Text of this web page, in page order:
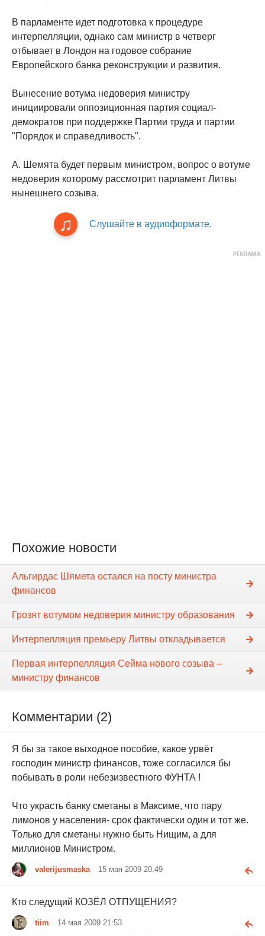
В парламенте идет подготовка к процедуре
интерпелляции, однако сам министр в четверг
отбывает в Лондон на годовое собрание
Европейского банка реконструкции и развития.
Вынесение вотума недоверия министру
инициировали оппозиционная партия социал-
демократов при поддержке Партии труда и партии
"Порядок и справедливость".
А. Шемята будет первым министром, вопрос о вотуме
недоверия которому рассмотрит парламент Литвы
нынешнего созыва.
Слушайте в аудиоформате.
Похожие новости
Альгирдас Шямета остался на посту министра
финансов
Грозят вотумом недоверия министру образования
Интерпелляция премьеру Литвы откладывается
Первая интерпелляция Сейма нового созыва –
министру финансов
Комментарии (2)
Я бы за такое выходное пособие, какое урвёт
господин министр финансов, тоже согласился бы
побывать в роли небезизвестного ФУНТА !
Что украсть банку сметаны в Максиме, что пару
лимонов у населения- срок фактически один и тот же.
Только для сметаны нужно быть Нищим, а для
миллионов Министром.
valerijusmaska 15 мая 2009 20:49
Кто следущий КОЗЁЛ ОТПУЩЕНИЯ?
tiim 14 мая 2009 21:53